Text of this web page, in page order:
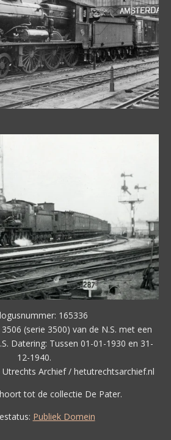
165336
(serie 3500) van de N.S. met een
Datering: Tussen 01-01-1930 en 31-
12-1940.
Archief / hetutrechtsarchief.nl
tot de collectie De Pater.
Publiek Domein